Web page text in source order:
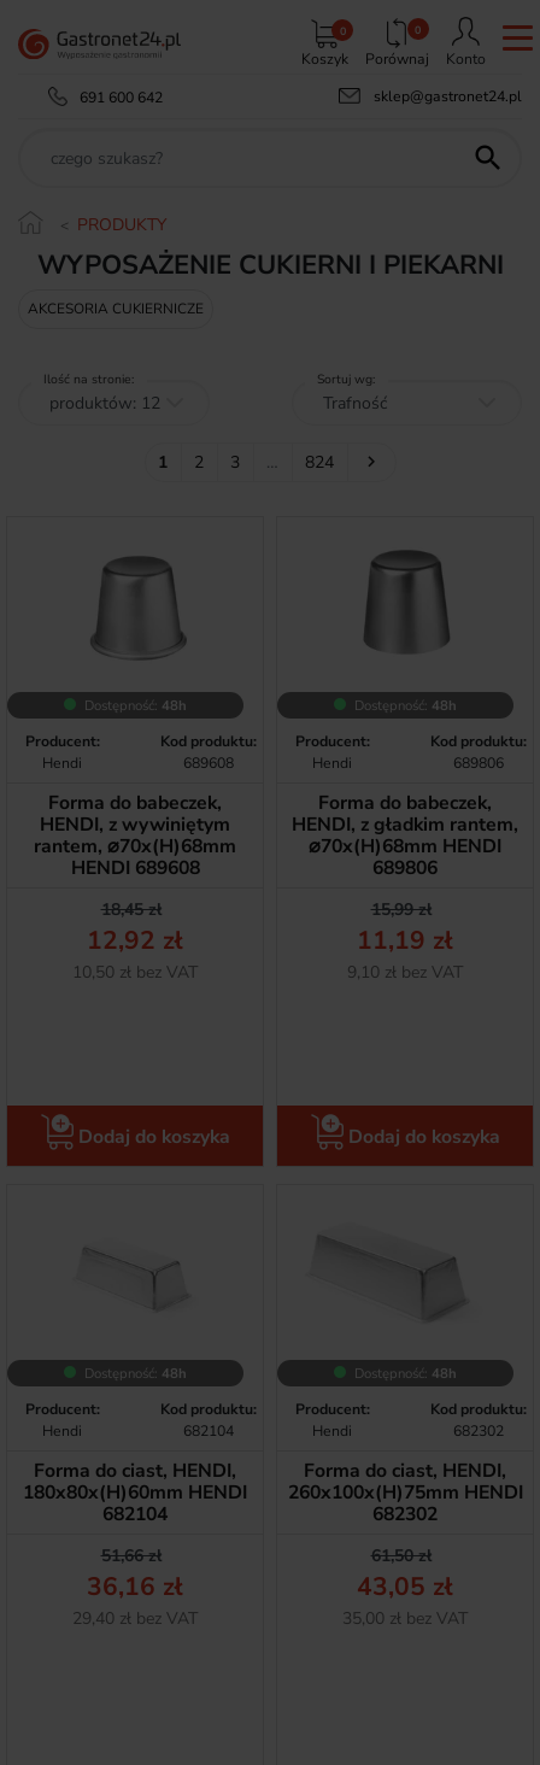
Koszyk
0 0
Porównaj
Konto
691 600 642
sklep@gastronet24.pl

PRODUKTY
WYPOSAŻENIE CUKIERNI I PIEKARNI
AKCESORIA CUKIERNICZE
Ilość na stronie: Sortuj wg:
1 2 3 … 824 Następny

Dostępność: 48h
Producent:
Hendi
Kod produktu:
689608
Forma do babeczek,
HENDI, z wywiniętym
rantem, ⌀70x(H)68mm
HENDI 689608
Cena podstawowa
18,45 zł
Cena
12,92 zł
Netto
10,50 zł bez VAT
Dodaj do koszyka
Dostępność: 48h
Producent:
Hendi
Kod produktu:
689806
Forma do babeczek,
HENDI, z gładkim rantem,
⌀70x(H)68mm HENDI
689806
Cena
15,99 zł
Cena
11,19 zł
Netto
9,10 zł bez VAT
Dodaj do koszyka
Dostępność: 48h
Producent:
Hendi
Kod produktu:
682104
Forma do ciast, HENDI,
180x80x(H)60mm HENDI
682104
Cena podstawowa
51,66 zł
Cena
36,16 zł
Netto
29,40 zł bez VAT
Dostępność: 48h
Producent:
Hendi
Kod produktu:
682302
Forma do ciast, HENDI,
260x100x(H)75mm HENDI
682302
Cena
61,50 zł
Cena
43,05 zł
Netto
35,00 zł bez VAT